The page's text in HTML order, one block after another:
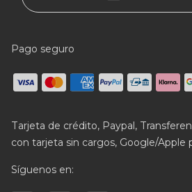
Pago seguro
Tarjeta de crédito, Paypal,
con tarjeta sin cargos, Google/Apple
Síguenos en: